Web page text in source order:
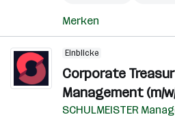
Merken
Einblicke
Corporate
Management (m/
SCHULMEISTER